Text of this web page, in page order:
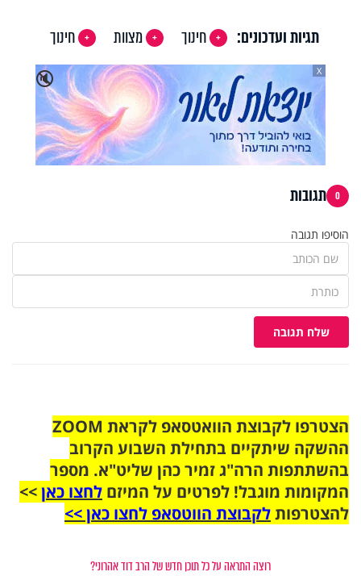
תגיות ועדכונים: חינוך מצוות
חינוך
🔇
X
0 תגובות
הוסיפו תגובה
שלח תגובה
הצטרפו לקבוצת הוואטסאפ לקראת ZOOM
ההשקה שיתקיים בתחילת השבוע הקרוב
בהשתתפות הרה"ג זמיר כהן שליט"א. מספר
המקומות מוגבל! לפרטים על המיזם לחצו כאן>>
להצטרפותלקבוצת הווטסאפ לחצו כאן >>
רוצה התראה על כל תוכן חדש של הרב דוד אהרוני?